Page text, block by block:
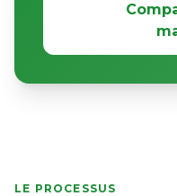
LE PROCESSUS